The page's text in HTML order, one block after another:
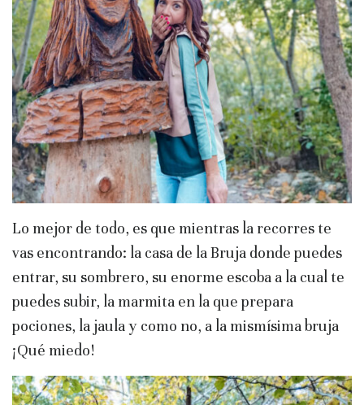
Lo mejor de todo, es que mientras la recorres te
vas encontrando: la casa de la Bruja donde puedes
entrar, su sombrero, su enorme escoba a la cual te
puedes subir, la marmita en la que prepara
pociones, la jaula y como no, a la mismísima bruja
¡Qué miedo!